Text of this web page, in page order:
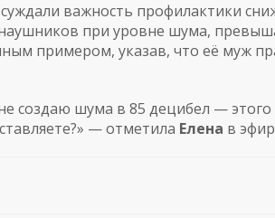
важность профилактики
при уровне шума,
примером, указав, что её муж
создаю шума в 85 децибел — этого
— отметила Елена в